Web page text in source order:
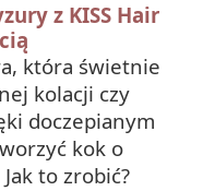
z KISS Hair
która świetnie
kolacji czy
doczepianym
kok o
to zrobić?